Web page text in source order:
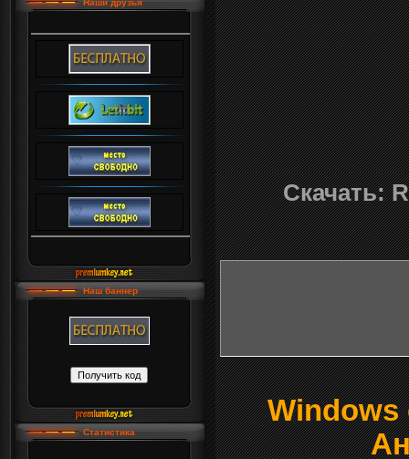
Наши друзья
Наш баннер
Статистика
Скачать:
Windows